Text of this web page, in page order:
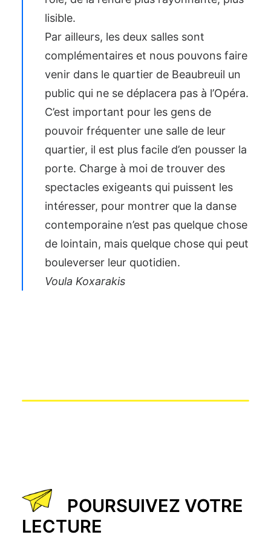
lisible.
Par ailleurs, les deux salles sont
complémentaires et nous pouvons faire
venir dans le quartier de Beaubreuil un
public qui ne se déplacera pas à l’Opéra.
C’est important pour les gens de
pouvoir fréquenter une salle de leur
quartier, il est plus facile d’en pousser la
porte. Charge à moi de trouver des
spectacles exigeants qui puissent les
intéresser, pour montrer que la danse
contemporaine n’est pas quelque chose
de lointain, mais quelque chose qui peut
bouleverser leur quotidien.
Voula Koxarakis
POURSUIVEZ VOTRE
LECTURE